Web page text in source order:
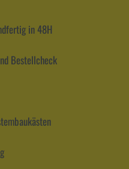
in 48H
Bestellcheck